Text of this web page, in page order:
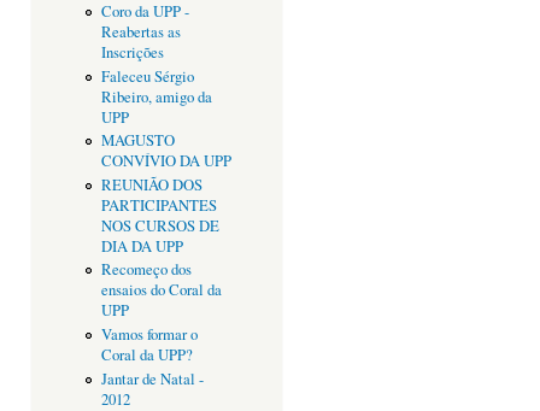
Coro da UPP -
Reabertas as
Inscrições
Faleceu Sérgio
Ribeiro, amigo da
UPP
MAGUSTO
CONVÍVIO DA UPP
REUNIÃO DOS
PARTICIPANTES
NOS CURSOS DE
DIA DA UPP
Recomeço dos
ensaios do Coral da
UPP
Vamos formar o
Coral da UPP?
Jantar de Natal -
2012